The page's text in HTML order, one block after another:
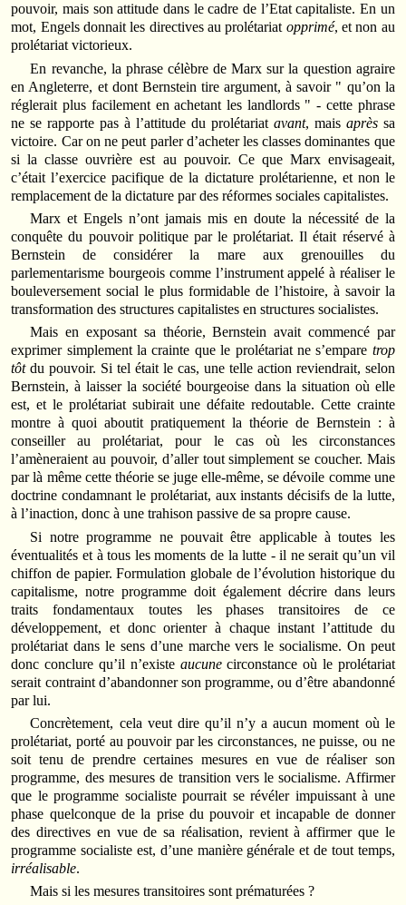
pouvoir, mais son attitude dans le cadre de l’Etat capitaliste. En un
mot, Engels donnait les directives au prolétariat opprimé, et non au
prolétariat victorieux.
En revanche, la phrase célèbre de Marx sur la question agraire
en Angleterre, et dont Bernstein tire argument, à savoir " qu’on la
réglerait plus facilement en achetant les landlords " - cette phrase
ne se rapporte pas à l’attitude du prolétariat avant, mais aprèssa
victoire. Car on ne peut parler d’acheter les classes dominantes que
si la classe ouvrière est au pouvoir. Ce que Marx envisageait,
c’était l’exercice pacifique de la dictature prolétarienne, et non le
remplacement de la dictature par des réformes sociales capitalistes.
Marx et Engels n’ont jamais mis en doute la nécessité de la
conquête du pouvoir politique par le prolétariat. Il était réservé à
Bernstein de considérer la mare aux grenouilles du
parlementarisme bourgeois comme l’instrument appelé à réaliser le
bouleversement social le plus formidable de l’histoire, à savoir la
transformation des structures capitalistes en structures socialistes.
Mais en exposant sa théorie, Bernstein avait commencé par
exprimer simplement la crainte que le prolétariat ne s’empare trop
tôtdu pouvoir. Si tel était le cas, une telle action reviendrait, selon
Bernstein, à laisser la société bourgeoise dans la situation où elle
est, et le prolétariat subirait une défaite redoutable. Cette crainte
montre à quoi aboutit pratiquement la théorie de Bernstein : à
conseiller au prolétariat, pour le cas où les circonstances
l’amèneraient au pouvoir, d’aller tout simplement se coucher. Mais
par là même cette théorie se juge elle-même, se dévoile comme une
doctrine condamnant le prolétariat, aux instants décisifs de la lutte,
à l’inaction, donc à une trahison passive de sa propre cause.
Si notre programme ne pouvait être applicable à toutes les
éventualités et à tous les moments de la lutte - il ne serait qu’un vil
chiffon de papier. Formulation globale de l’évolution historique du
capitalisme, notre programme doit également décrire dans leurs
traits fondamentaux toutes les phases transitoires de ce
développement, et donc orienter à chaque instant l’attitude du
prolétariat dans le sens d’une marche vers le socialisme. On peut
donc conclure qu’il n’existe aucunecirconstance où le prolétariat
serait contraint d’abandonner son programme, ou d’être abandonné
par lui.
Concrètement, cela veut dire qu’il n’y a aucun moment où le
prolétariat, porté au pouvoir par les circonstances, ne puisse, ou ne
soit tenu de prendre certaines mesures en vue de réaliser son
programme, des mesures de transition vers le socialisme. Affirmer
que le programme socialiste pourrait se révéler impuissant à une
phase quelconque de la prise du pouvoir et incapable de donner
des directives en vue de sa réalisation, revient à affirmer que le
programme socialiste est, d’une manière générale et de tout temps,
irréalisable.
Mais si les mesures transitoires sont prématurées ?